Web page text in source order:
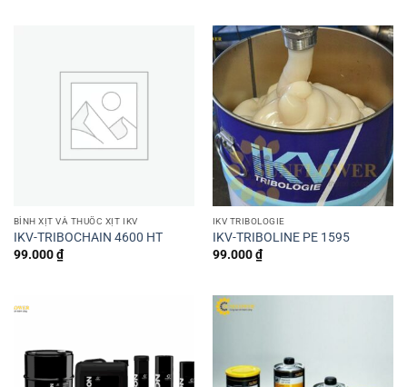
BÌNH XỊT VÀ THUỐC XỊT IKV
IKV-TRIBOCHAIN ​​4600 HT
99.000₫
IKV TRIBOLOGIE
IKV-TRIBOLINE PE 1595
99.000₫